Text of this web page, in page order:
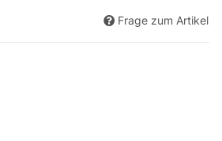
Frage zum Artikel